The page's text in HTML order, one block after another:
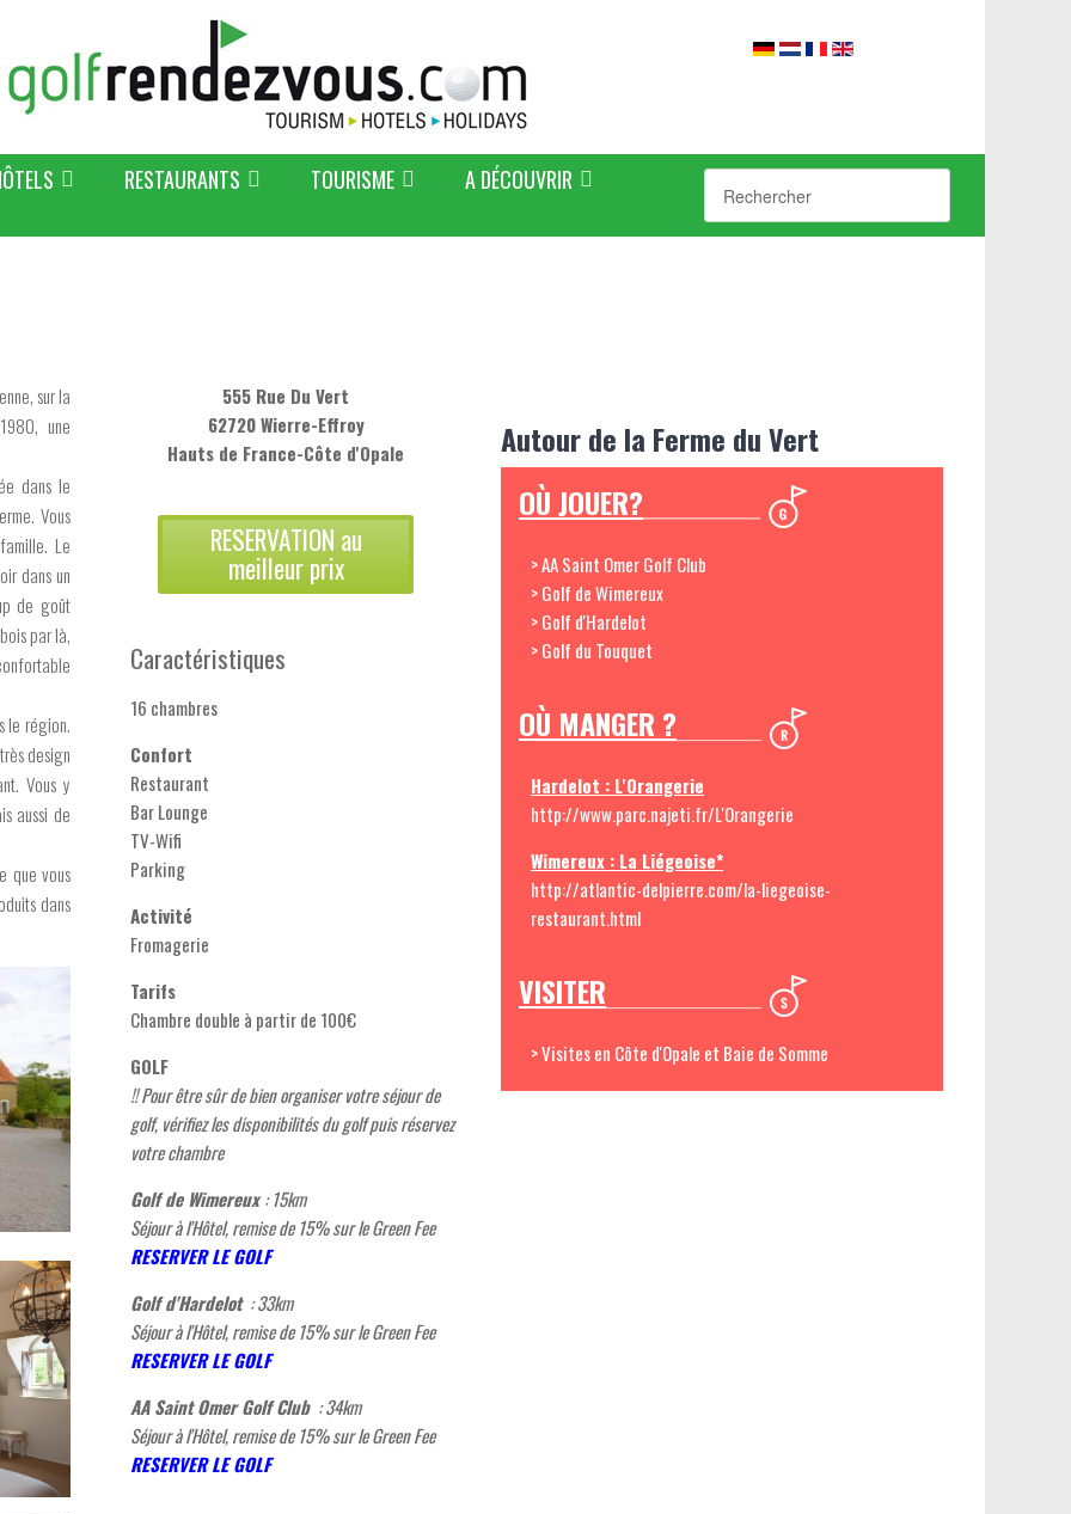
RESTAURANTS TOURISME A DÉCOUVRIR
sur la
une
dans le
Vous
Le
dans un
de goût
par là,
le région.
design
Vous y
aussi de
que vous
dans
555 Rue Du Vert
62720 Wierre-Effroy
Hauts de France-Côte d'Opale
RESERVATION au
meilleur prix
Caractéristiques
16 chambres
Confort
Restaurant
Bar Lounge
TV-Wifi
Parking
Activité
Fromagerie
Tarifs
Chambre double à partir de 100€
GOLF
!! Pour être sûr de bien organiser votre séjour de
golf, vérifiez les disponibilités du golf puis réservez
votre chambre
Golf de Wimereux: 15km
Séjour à l'Hôtel, remise de 15% sur le Green Fee
RESERVER LE GOLF
Golf d'Hardelot : 33km
Séjour à l'Hôtel, remise de 15% sur le Green Fee
RESERVER LE GOLF
AA Saint Omer Golf Club : 34km
Séjour à l'Hôtel, remise de 15% sur le Green Fee
RESERVER LE GOLF
Autour de la Ferme du Vert
OÙ JOUER?
> AA Saint Omer Golf Club
> Golf de Wimereux
> Golf d'Hardelot
> Golf du Touquet
OÙ MANGER ?
Hardelot : L'Orangerie
http://www.parc.najeti.fr/L'Orangerie
Wimereux : La Liégeoise*
http://atlantic-delpierre.com/la-liegeoise-
restaurant.html
VISITER
> Visites en Côte d'Opale et Baie de Somme